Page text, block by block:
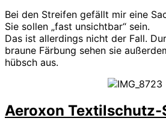
Bei den Streifen gefällt mir eine
Sie sollen „fast unsichtbar“ sein.
Das ist allerdings nicht der Fall.
braune Färbung sehen sie
hübsch aus.
Aeroxon Textilschutz-